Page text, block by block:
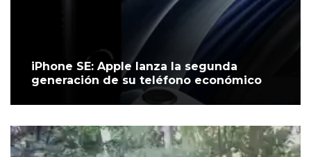
iPhone SE: Apple lanza la segunda
generación de su teléfono económico